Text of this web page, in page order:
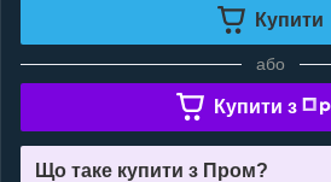
Купити
або
Купити з
Що таке купити з Пром?